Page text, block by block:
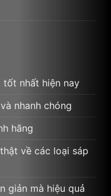
nhất hiện nay
nhanh chóng
hãng
về các loại sáp
giản mà hiệu quả